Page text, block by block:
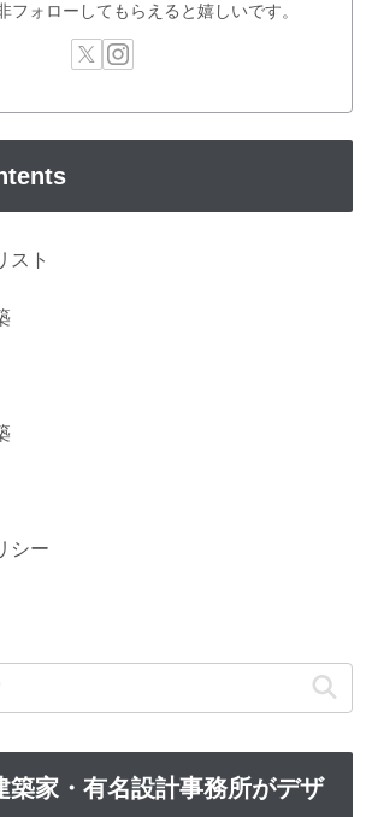
フォローしてもらえると嬉しいです。
スト
シー
築家・有名設計事務所がデザ